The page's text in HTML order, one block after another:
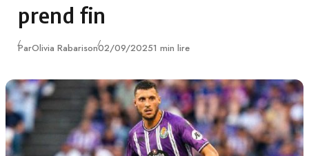
prend fin
ParOlivia RabarisonPublié
02/09/20251 min lire